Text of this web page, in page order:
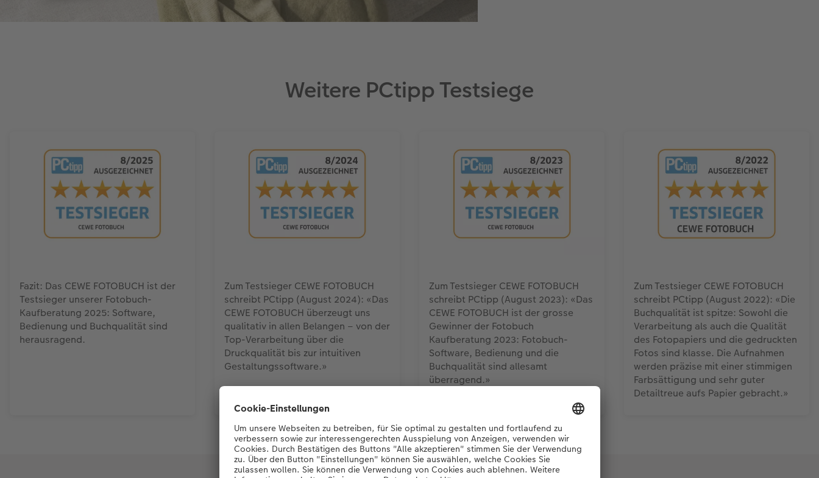
Weitere PCtipp Testsiege
Fazit: Das CEWE FOTOBUCH ist der
Testsieger unserer Fotobuch-
Kaufberatung 2025: Software,
Bedienung und Buchqualität sind
herausragend.
Zum Testsieger CEWE FOTOBUCH
schreibt PCtipp (August 2024): «Das
CEWE FOTOBUCH überzeugt uns
qualitativ in allen Belangen – von der
Top-Verarbeitung über die
Druckqualität bis zur intuitiven
Gestaltungssoftware.»
Zum Testsieger CEWE FOTOBUCH
schreibt PCtipp (August 2023): «Das
CEWE FOTOBUCH ist der grosse
Gewinner der Fotobuch
Kaufberatung 2023: Fotobuch-
Software, Bedienung und die
Buchqualität sind allesamt
überragend.»
Zum Testsieger CEWE FOTOBUCH
schreibt PCtipp (August 2022): «Die
Buchqualität ist spitze: Sowohl die
Verarbeitung als auch die Qualität
des Fotopapiers und die gedruckten
Fotos sind klasse. Die Aufnahmen
werden präzise mit einer stimmigen
Farbsättigung und sehr guter
Detailtreue aufs Papier gebracht.»